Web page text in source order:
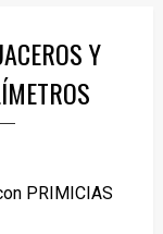
Y
PRIMICIAS